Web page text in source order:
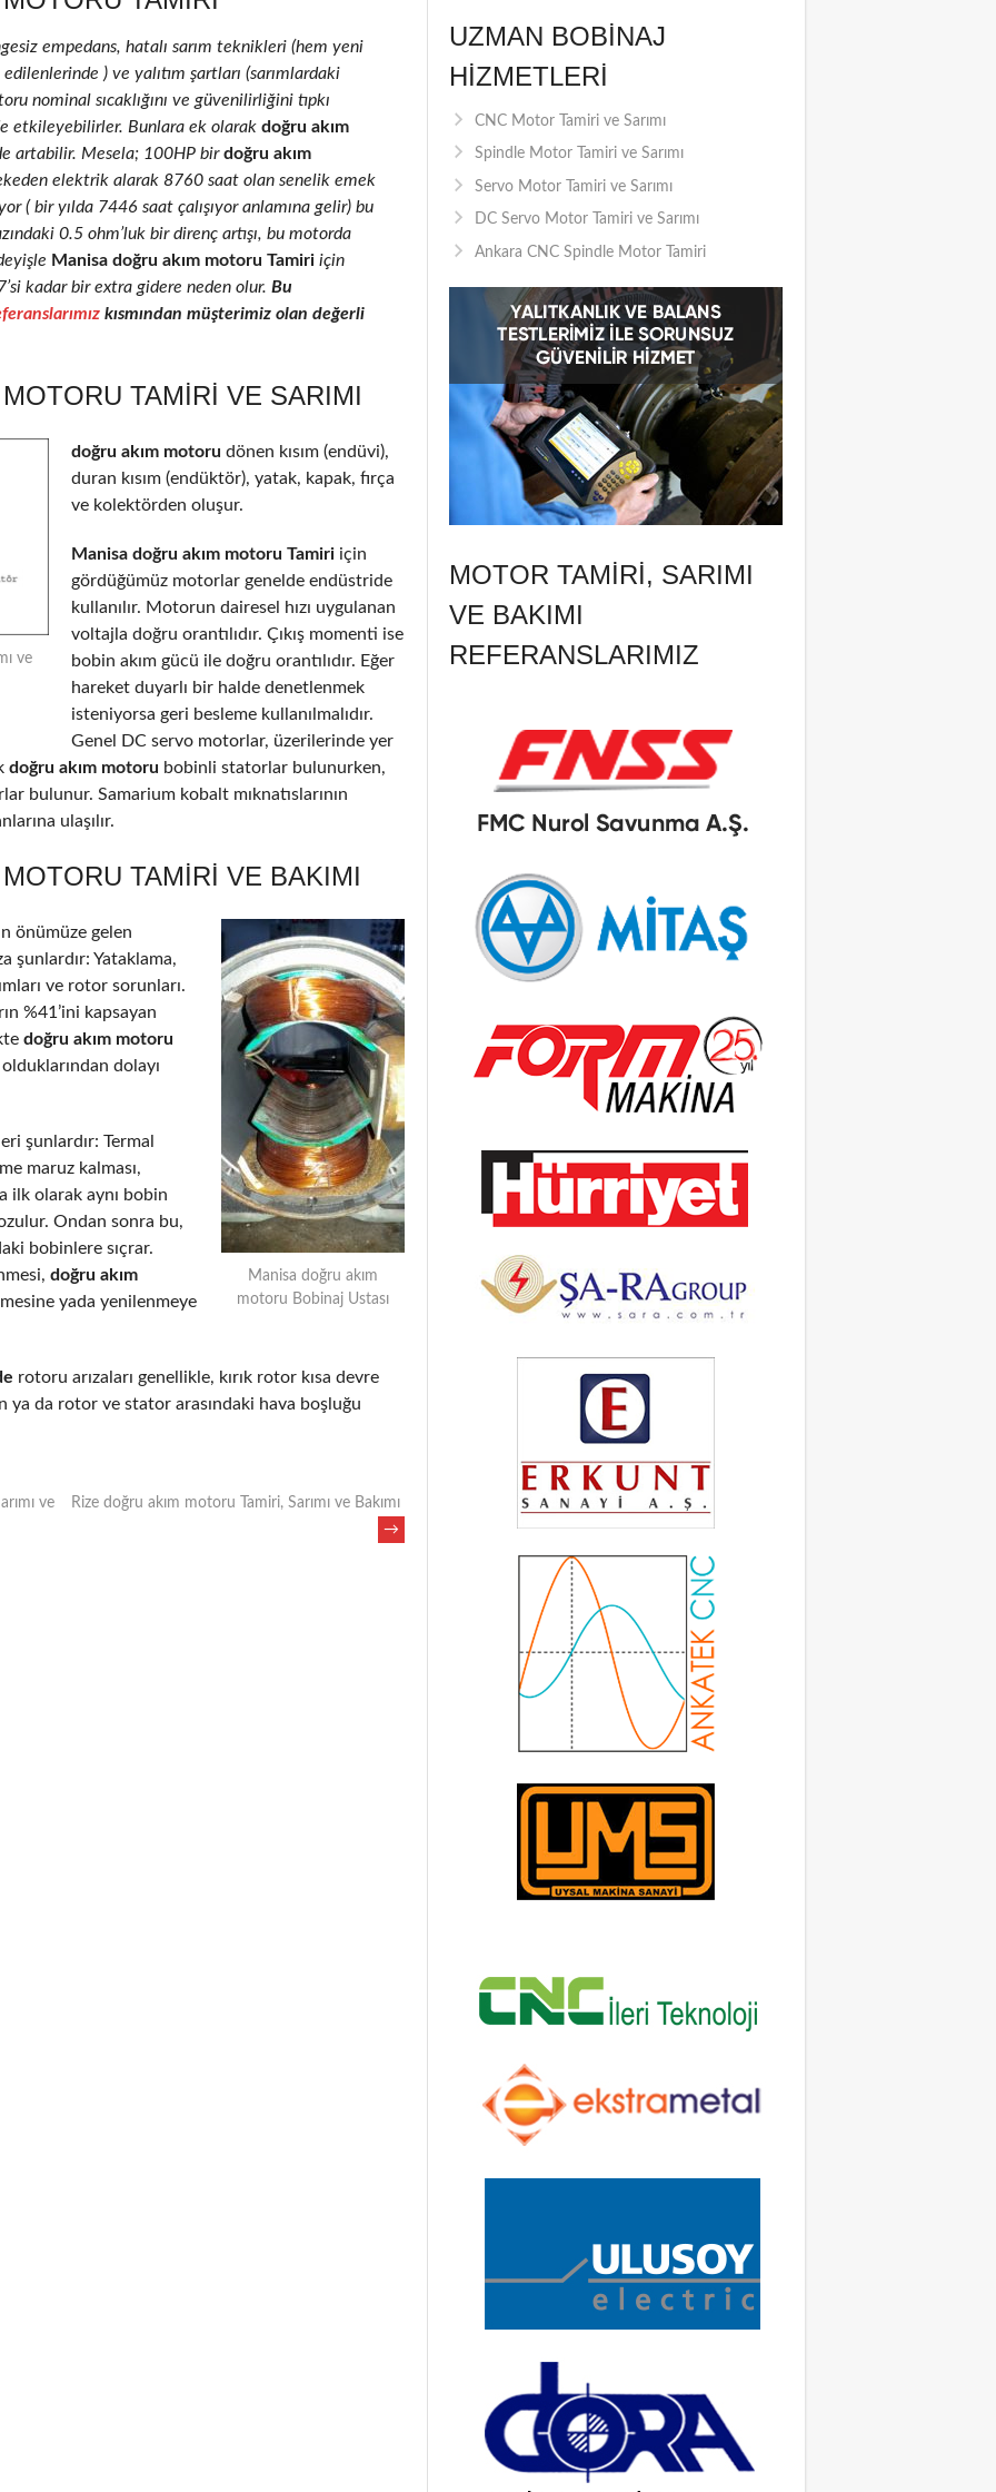
empedans, hatalı sarım teknikleri (hem yeni
) ve yalıtım şartları (sarımlardaki
nominal sıcaklığını ve güvenilirliğini tıpkı
etkileyebilirler. Bunlara ek olarak doğru akım
artabilir. Mesela; 100HP birdoğru akım
elektrik alarak 8760 saat olan senelik emek
( bir yılda 7446 saat çalışıyor anlamına gelir) bu
0.5 ohm’luk bir direnç artışı, bu motorda
Manisa doğru akım motoru Tamiri için
kadar bir extra gidere neden olur. Bu
kısmından müşterimiz olan değerli
TAMIRI VE SARIMI
ve
doğru akım motoru dönen kısım (endüvi),
duran kısım (endüktör), yatak, kapak, fırça
ve kolektörden oluşur.
Manisa doğru akım motoru Tamiri için
gördüğümüz motorlar genelde endüstride
kullanılır. Motorun dairesel hızı uygulanan
voltajla doğru orantılıdır. Çıkış momenti ise
bobin akım gücü ile doğru orantılıdır. Eğer
hareket duyarlı bir halde denetlenmek
isteniyorsa geri besleme kullanılmalıdır.
Genel DC servo motorlar, üzerilerinde yer
doğru akım motoru bobinli statorlar bulunurken,
bulunur. Samarium kobalt mıknatıslarının
ulaşılır.
TAMIRI VE BAKIMI
Manisa doğru akım
motoru Bobinaj Ustası
önümüze gelen
şunlardır: Yataklama,
ve rotor sorunları.
%41’ini kapsayan
doğru akım motoru
dolayı
şunlardır: Termal
maruz kalması,
ilk olarak aynı bobin
Ondan sonra bu,
bobinlere sıçrar.
doğru akım
yada yenilenmeye
rotoru arızaları genellikle, kırık rotor kısa devre
ya da rotor ve stator arasındaki hava boşluğu
ve
Rize doğru akım motoru Tamiri, Sarımı ve Bakımı
→
UZMAN BOBINAJ
HIZMETLERI
CNC Motor Tamiri ve Sarımı
Spindle Motor Tamiri ve Sarımı
Servo Motor Tamiri ve Sarımı
DC Servo Motor Tamiri ve Sarımı
Ankara CNC Spindle Motor Tamiri
MOTOR TAMIRI, SARIMI
VE BAKIMI
REFERANSLARIMIZ